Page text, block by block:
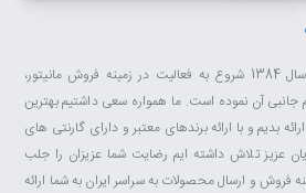
فروشگاه اینترنتی تکتازشاپ از سال 1384 شروع به فعالیت در زمینه فروش مانیتور،
جانبی آن نموده است. ما همواره سعی داشتیم بهترین
بدیم و با ارائه برندهای معتبر و دارای گارنتی های
عزیز تلاش داشته ایم رضایت شما عزیزان را جلب
فروش و ارسال محصولات به سراسر ایران به شما ارائه